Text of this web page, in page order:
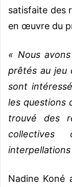
satisfaite des
en œuvre du
« Nous
prêtés au jeu
sont
les questions
trouvé des
Nadine Koné